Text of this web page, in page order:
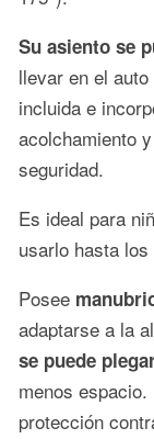
Su asiento se
llevar en el
incluida e
acolchamiento y
seguridad.
Es ideal para
usarlo hasta los
Posee
adaptarse a la
se puede
menos
protección